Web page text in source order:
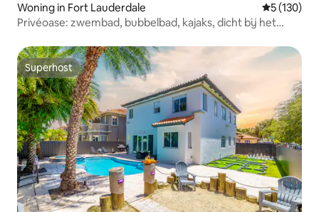
Woning in Fort Lauderdale
5 (130)
Privéoase: zwembad, bubbelbad, kajaks, dicht bij het
Superhost
Superhost